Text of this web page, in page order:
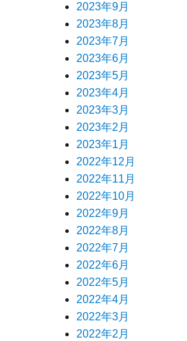
2023年9月
2023年8月
2023年7月
2023年6月
2023年5月
2023年4月
2023年3月
2023年2月
2023年1月
2022年12月
2022年11月
2022年10月
2022年9月
2022年8月
2022年7月
2022年6月
2022年5月
2022年4月
2022年3月
2022年2月